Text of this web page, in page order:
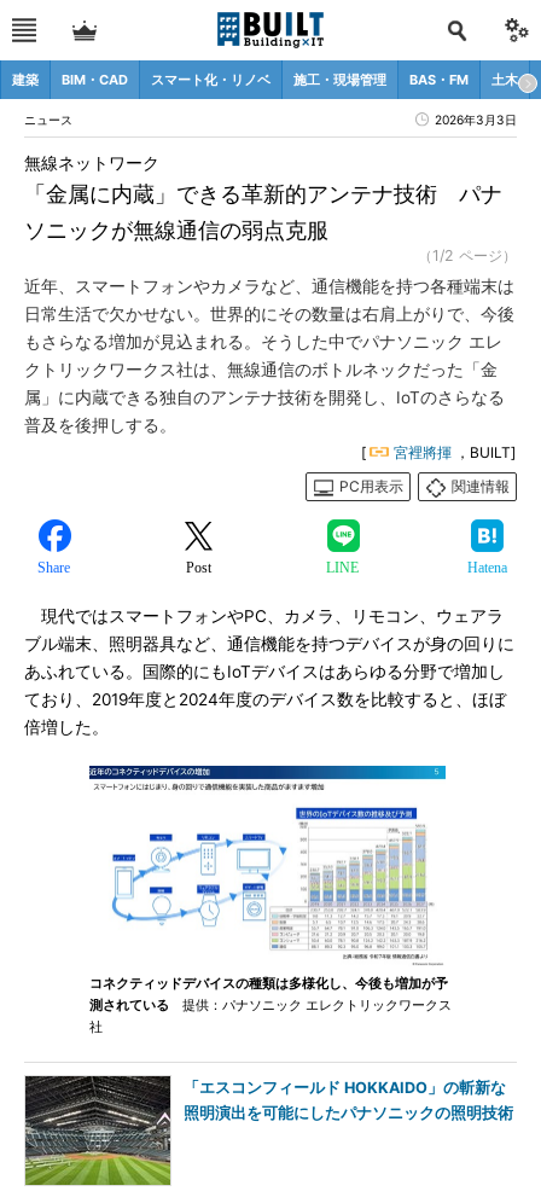
建築 BIM・CAD スマート化・リノベ 施工・現場管理 BAS・FM 土木
ニュース 2026年3月3日
「金属に内蔵」できる革新的アンテナ技術 パナ
ソニックが無線通信の弱点克服
無線ネットワーク
（1/2 ページ）
近年、スマートフォンやカメラなど、通信機能を持つ各種端末は
日常生活で欠かせない。世界的にその数量は右肩上がりで、今後
もさらなる増加が見込まれる。そうした中でパナソニック エレ
クトリックワークス社は、無線通信のボトルネックだった「金
属」に内蔵できる独自のアンテナ技術を開発し、IoTのさらなる
普及を後押しする。
[ 宮裡將揮 ，BUILT]
PC用表示
関連情報
Share Post LINE Hatena
現代ではスマートフォンやPC、カメラ、リモコン、ウェアラ
ブル端末、照明器具など、通信機能を持つデバイスが身の回りに
あふれている。国際的にもIoTデバイスはあらゆる分野で増加し
ており、2019年度と2024年度のデバイス数を比較すると、ほぼ
倍増した。
コネクティッドデバイスの種類は多様化し、今後も増加が予
測されている 提供：パナソニック エレクトリックワークス
社
「エスコンフィールド HOKKAIDO」の斬新な
照明演出を可能にしたパナソニックの照明技術